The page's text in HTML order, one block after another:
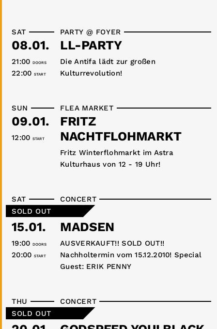
SAT
08.01.
DOORS
21:00
START
22:00
PARTY @ FOYER
LL-PARTY
Die Antifa lädt zur großen
Kulturrevolution!
SUN
09.01.
START
12:00
FLEA MARKET
FRITZ
NACHTFLOHMARKT
Fritz Winterflohmarkt im Astra
Kulturhaus von 12 - 19 Uhr!
SOLD OUT
SAT
15.01.
DOORS
19:00
START
20:00
CONCERT
MADSEN
AUSVERKAUFT!! SOLD OUT!!
Nachholtermin vom 15.12.2010! Special
Guest: ERIK PENNY
SOLD OUT
THU CONCERT